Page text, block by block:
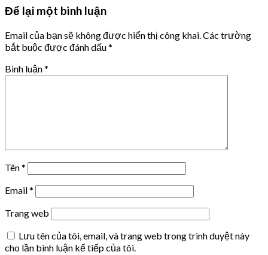
Để lại một bình luận
Email của bạn sẽ không được hiển thị công khai. Các trường
bắt buộc được đánh dấu*
Bình luận*
Tên*
Email*
Trang web
Lưu tên của tôi, email, và trang web trong trình duyệt này
cho lần bình luận kế tiếp của tôi.